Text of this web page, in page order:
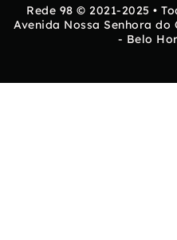
Rede 98 © 2021-2025 •
Avenida Nossa Senhora do
- Belo